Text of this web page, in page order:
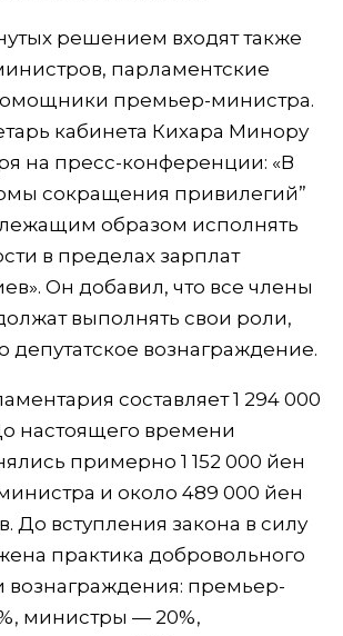
решением входят также
парламентские
премьер-министра.
кабинета Кихара Минору
на пресс-конференции: «В
сокращения привилегий”
образом исполнять
в пределах зарплат
Он добавил, что все члены
выполнять свои роли,
депутатское вознаграждение.
составляет 1 294 000
настоящего времени
примерно 1 152 000 йен
и около 489 000 йен
До вступления закона в силу
практика добровольного
вознаграждения: премьер-
министры — 20%,